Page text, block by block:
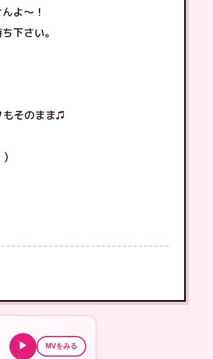
よ〜！
下さい。
もそのまま♫
)
▶ MVをみる